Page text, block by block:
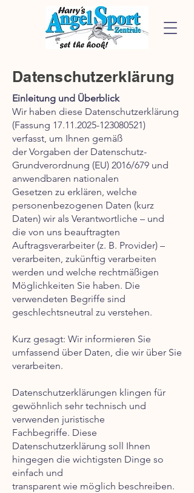
Datenschutzerklärung
Einleitung und Überblick
Wir haben diese Datenschutzerklärung
(Fassung 17.11.2025-123080521)
verfasst, um Ihnen gemäß
der Vorgaben der Datenschutz-
Grundverordnung (EU) 2016/679 und
anwendbaren nationalen
Gesetzen zu erklären, welche
personenbezogenen Daten (kurz
Daten) wir als Verantwortliche – und
die von uns beauftragten
Auftragsverarbeiter (z. B. Provider) –
verarbeiten, zukünftig verarbeiten
werden und welche rechtmäßigen
Möglichkeiten Sie haben. Die
verwendeten Begriffe sind
geschlechtsneutral zu verstehen.
Kurz gesagt: Wir informieren Sie
umfassend über Daten, die wir über Sie
verarbeiten.
Datenschutzerklärungen klingen für
gewöhnlich sehr technisch und
verwenden juristische
Fachbegriffe. Diese
Datenschutzerklärung soll Ihnen
hingegen die wichtigsten Dinge so
einfach und
transparent wie möglich beschreiben.